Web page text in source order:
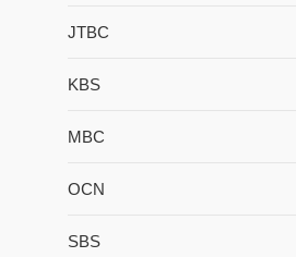
JTBC
KBS
MBC
OCN
SBS